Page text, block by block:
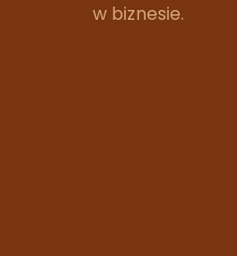
w biznesie.